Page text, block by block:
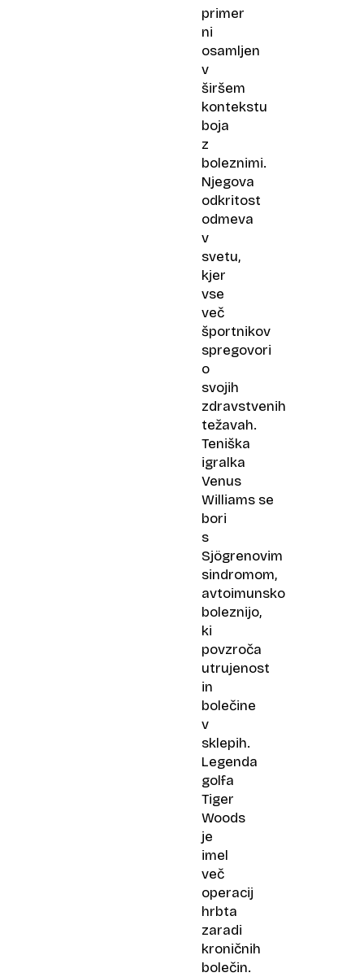
primer
ni
osamljen
v
širšem
kontekstu
boja
z
boleznimi.
Njegova
odkritost
odmeva
v
svetu,
kjer
vse
več
športnikov
spregovori
o
svojih
zdravstvenih
težavah.
Teniška
igralka
Venus
Williams se
bori
s
Sjögrenovim
sindromom,
avtoimunsko
boleznijo,
ki
povzroča
utrujenost
in
bolečine
v
sklepih.
Legenda
golfa
Tiger
Woods
je
imel
več
operacij
hrbta
zaradi
kroničnih
bolečin.